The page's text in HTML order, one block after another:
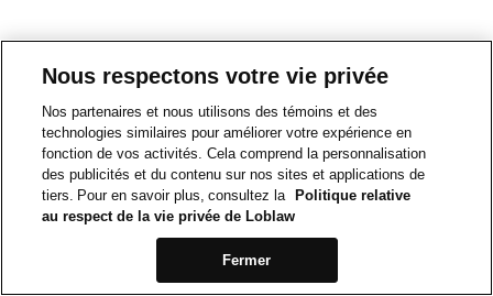
Nous respectons votre vie privée
Nos partenaires et nous utilisons des témoins et des
technologies similaires pour améliorer votre expérience en
fonction de vos activités. Cela comprend la personnalisation
des publicités et du contenu sur nos sites et applications de
tiers. Pour en savoir plus, consultez la
Politique relative
au respect de la vie privée de Loblaw
Fermer